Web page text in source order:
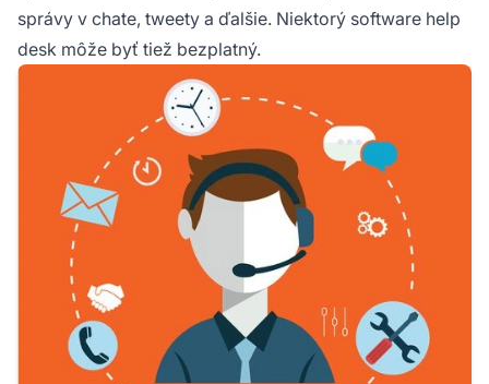
správy v chate, tweety a ďalšie. Niektorý software help
desk môže byť tiež bezplatný.